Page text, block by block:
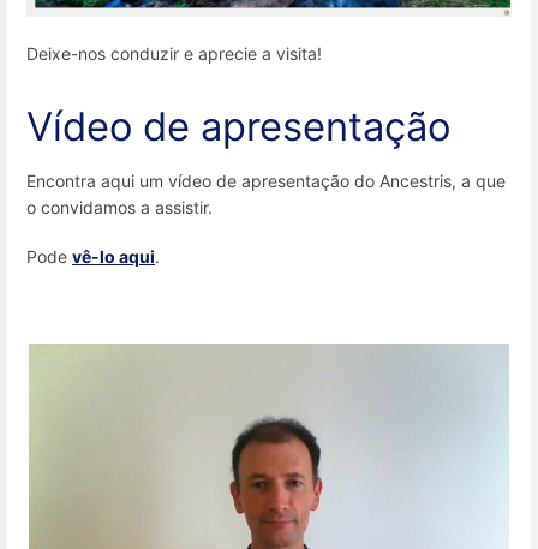
Deixe-nos conduzir e aprecie a visita!
Vídeo de apresentação
Encontra aqui um vídeo de apresentação do Ancestris, a que
o convidamos a assistir.
Pode vê-lo aqui.